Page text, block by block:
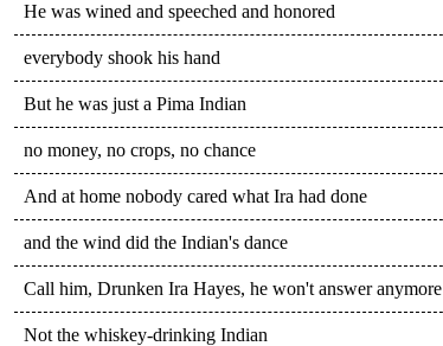
He was wined and speeched and honored
everybody shook his hand
But he was just a Pima Indian
no money, no crops, no chance
And at home nobody cared what Ira had done
and the wind did the Indian's dance
Call him, Drunken Ira Hayes, he won't answer anymore
Not the whiskey-drinking Indian